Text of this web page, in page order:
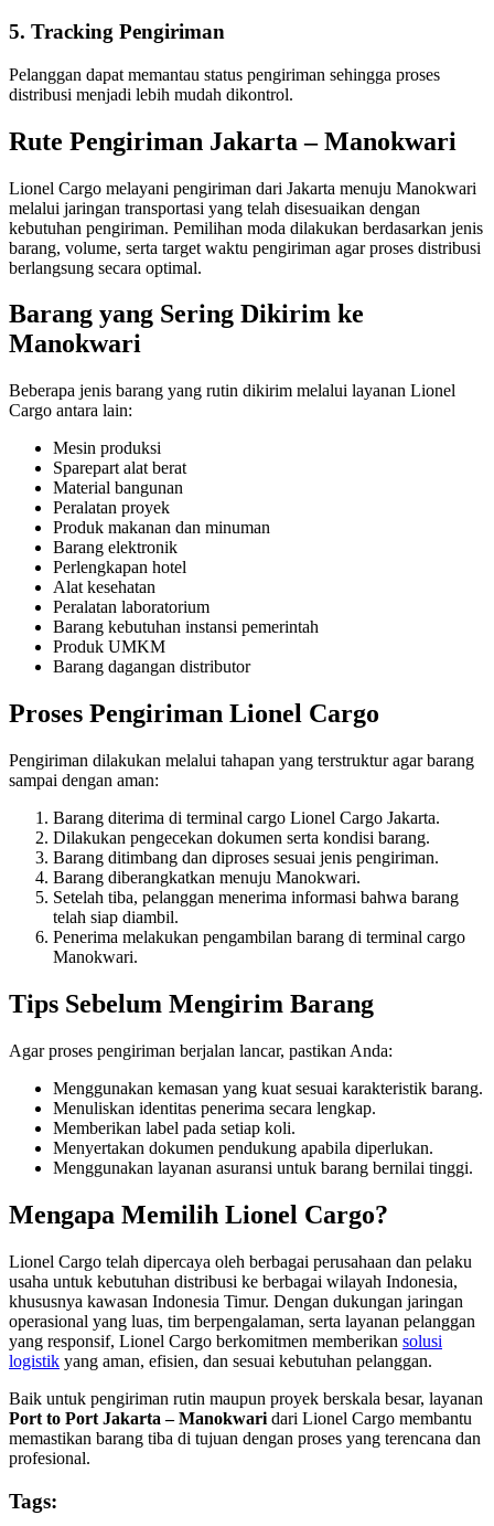
5. Tracking Pengiriman
Pelanggan dapat memantau status pengiriman sehingga proses
distribusi menjadi lebih mudah dikontrol.
Rute Pengiriman Jakarta – Manokwari
Lionel Cargo melayani pengiriman dari Jakarta menuju Manokwari
melalui jaringan transportasi yang telah disesuaikan dengan
kebutuhan pengiriman. Pemilihan moda dilakukan berdasarkan jenis
barang, volume, serta target waktu pengiriman agar proses distribusi
berlangsung secara optimal.
Barang yang Sering Dikirim ke
Manokwari
Beberapa jenis barang yang rutin dikirim melalui layanan Lionel
Cargo antara lain:
Mesin produksi
Sparepart alat berat
Material bangunan
Peralatan proyek
Produk makanan dan minuman
Barang elektronik
Perlengkapan hotel
Alat kesehatan
Peralatan laboratorium
Barang kebutuhan instansi pemerintah
Produk UMKM
Barang dagangan distributor
Proses Pengiriman Lionel Cargo
Pengiriman dilakukan melalui tahapan yang terstruktur agar barang
sampai dengan aman:
Barang diterima di terminal cargo Lionel Cargo Jakarta.
Dilakukan pengecekan dokumen serta kondisi barang.
Barang ditimbang dan diproses sesuai jenis pengiriman.
Barang diberangkatkan menuju Manokwari.
Setelah tiba, pelanggan menerima informasi bahwa barang
telah siap diambil.
Penerima melakukan pengambilan barang di terminal cargo
Manokwari.
Tips Sebelum Mengirim Barang
Agar proses pengiriman berjalan lancar, pastikan Anda:
Menggunakan kemasan yang kuat sesuai karakteristik barang.
Menuliskan identitas penerima secara lengkap.
Memberikan label pada setiap koli.
Menyertakan dokumen pendukung apabila diperlukan.
Menggunakan layanan asuransi untuk barang bernilai tinggi.
Mengapa Memilih Lionel Cargo?
Lionel Cargo telah dipercaya oleh berbagai perusahaan dan pelaku
usaha untuk kebutuhan distribusi ke berbagai wilayah Indonesia,
khususnya kawasan Indonesia Timur. Dengan dukungan jaringan
operasional yang luas, tim berpengalaman, serta layanan pelanggan
yang responsif, Lionel Cargo berkomitmen memberikan solusi
logistik yang aman, efisien, dan sesuai kebutuhan pelanggan.
Baik untuk pengiriman rutin maupun proyek berskala besar, layanan
Port to Port Jakarta – Manokwari dari Lionel Cargo membantu
memastikan barang tiba di tujuan dengan proses yang terencana dan
profesional.
Tags: